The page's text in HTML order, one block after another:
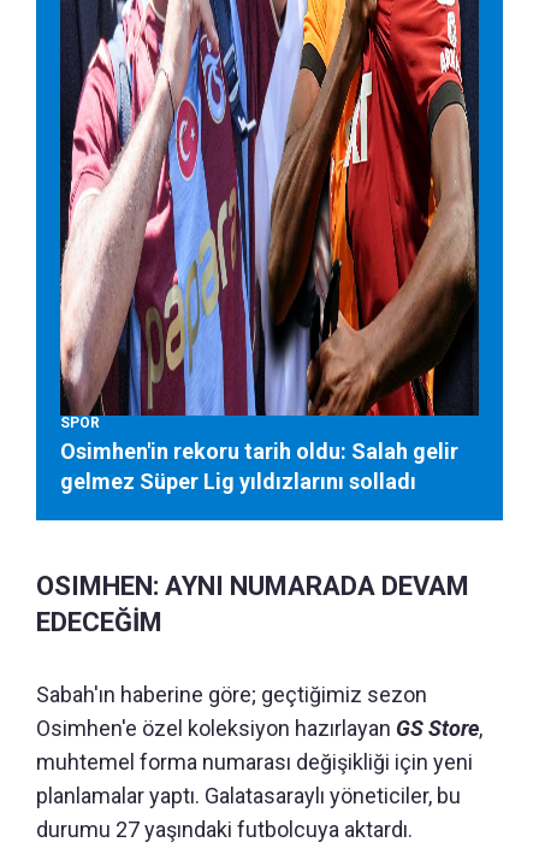
SPOR
Osimhen'in rekoru tarih oldu: Salah gelir
gelmez Süper Lig yıldızlarını solladı
OSIMHEN: AYNI NUMARADA DEVAM
EDECEĞİM
Sabah'ın haberine göre; geçtiğimiz sezon
Osimhen'e özel koleksiyon hazırlayan GS Store,
muhtemel forma numarası değişikliği için yeni
planlamalar yaptı. Galatasaraylı yöneticiler, bu
durumu 27 yaşındaki futbolcuya aktardı.